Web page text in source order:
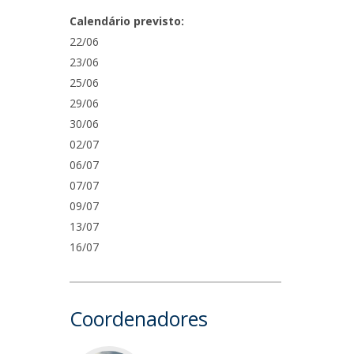
Calendário previsto:
22/06
23/06
25/06
29/06
30/06
02/07
06/07
07/07
09/07
13/07
16/07
Coordenadores